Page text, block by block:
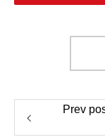
Prev